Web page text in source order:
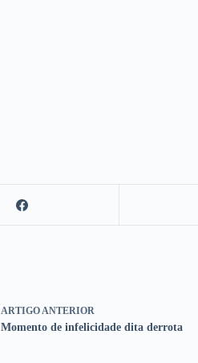
ARTIGO ANTERIOR
Momento de infelicidade dita derrota